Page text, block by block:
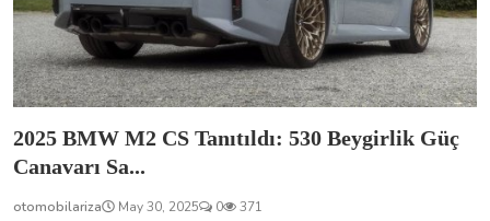
2025 BMW M2 CS Tanıtıldı: 530 Beygirlik Güç
Canavarı Sa...
otomobilariza May 30, 2025 0 371